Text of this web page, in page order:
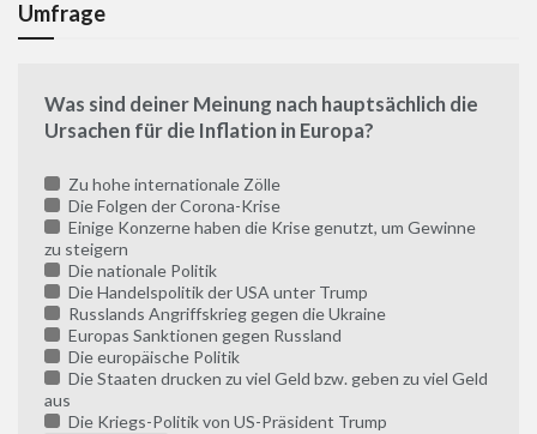
Umfrage
Was sind deiner Meinung nach hauptsächlich die
Ursachen für die Inflation in Europa?
Zu hohe internationale Zölle
Die Folgen der Corona-Krise
Einige Konzerne haben die Krise genutzt, um Gewinne
zu steigern
Die nationale Politik
Die Handelspolitik der USA unter Trump
Russlands Angriffskrieg gegen die Ukraine
Europas Sanktionen gegen Russland
Die europäische Politik
Die Staaten drucken zu viel Geld bzw. geben zu viel Geld
aus
Die Kriegs-Politik von US-Präsident Trump